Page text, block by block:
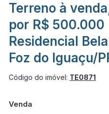
Terreno à
por R$ 500.000
Residencial
Foz do Iguaçu/
Código do imóvel: TE0871
Venda